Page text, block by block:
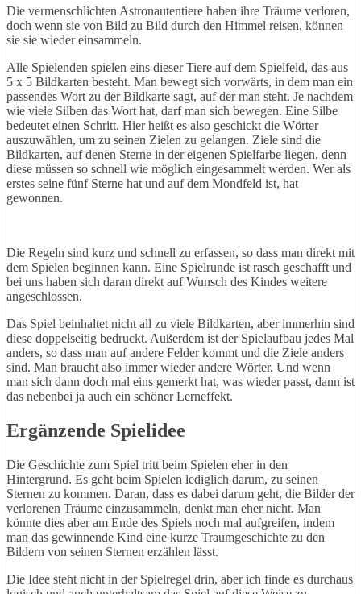
Die vermenschlichten Astronautentiere haben ihre Träume verloren,
doch wenn sie von Bild zu Bild durch den Himmel reisen, können
sie sie wieder einsammeln.
Alle Spielenden spielen eins dieser Tiere auf dem Spielfeld, das aus
5 x 5 Bildkarten besteht. Man bewegt sich vorwärts, in dem man ein
passendes Wort zu der Bildkarte sagt, auf der man steht. Je nachdem
wie viele Silben das Wort hat, darf man sich bewegen. Eine Silbe
bedeutet einen Schritt. Hier heißt es also geschickt die Wörter
auszuwählen, um zu seinen Zielen zu gelangen. Ziele sind die
Bildkarten, auf denen Sterne in der eigenen Spielfarbe liegen, denn
diese müssen so schnell wie möglich eingesammelt werden. Wer als
erstes seine fünf Sterne hat und auf dem Mondfeld ist, hat
gewonnen.
Die Regeln sind kurz und schnell zu erfassen, so dass man direkt mit
dem Spielen beginnen kann. Eine Spielrunde ist rasch geschafft und
bei uns haben sich daran direkt auf Wunsch des Kindes weitere
angeschlossen.
Das Spiel beinhaltet nicht all zu viele Bildkarten, aber immerhin sind
diese doppelseitig bedruckt. Außerdem ist der Spielaufbau jedes Mal
anders, so dass man auf andere Felder kommt und die Ziele anders
sind. Man braucht also immer wieder andere Wörter. Und wenn
man sich dann doch mal eins gemerkt hat, was wieder passt, dann ist
das nebenbei ja auch ein schöner Lerneffekt.
Ergänzende Spielidee
Die Geschichte zum Spiel tritt beim Spielen eher in den
Hintergrund. Es geht beim Spielen lediglich darum, zu seinen
Sternen zu kommen. Daran, dass es dabei darum geht, die Bilder der
verlorenen Träume einzusammeln, denkt man eher nicht. Man
könnte dies aber am Ende des Spiels noch mal aufgreifen, indem
man das gewinnende Kind eine kurze Traumgeschichte zu den
Bildern von seinen Sternen erzählen lässt.
Die Idee steht nicht in der Spielregel drin, aber ich finde es durchaus